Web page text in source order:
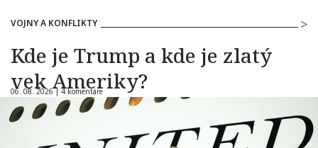
VOJNY A KONFLIKTY
Kde je Trump a kde je zlatý
vek Ameriky?
06. 08. 2026 | 4 komentáre